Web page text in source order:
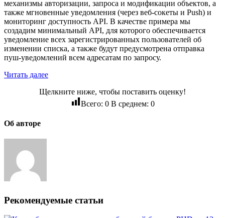
механизмы авторизации, запроса и модификации объектов, а
также мгновенные уведомления (через веб-сокеты и Push) и
мониторинг доступность API. В качестве примера мы
создадим минимальный API, для которого обеспечивается
уведомление всех зарегистрированных пользователей об
изменении списка, а также будут предусмотрена отправка
пуш-уведомлений всем адресатам по запросу.
Читать далее
Щелкните ниже, чтобы поставить оценку!
Всего: 0В среднем: 0
Об авторе
Рекомендуемые статьи